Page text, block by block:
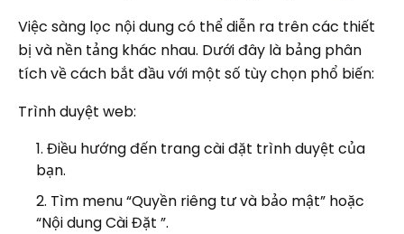
Việc sàng lọc nội dung có thể diễn ra trên các thiết
bị và nền tảng khác nhau. Dưới đây là bảng phân
tích về cách bắt đầu với một số tùy chọn phổ biến:
Trình duyệt web:
Điều hướng đến trang cài đặt trình duyệt của
bạn.
Tìm menu “Quyền riêng tư và bảo mật” hoặc
“Nội dung Cài Đặt ”.